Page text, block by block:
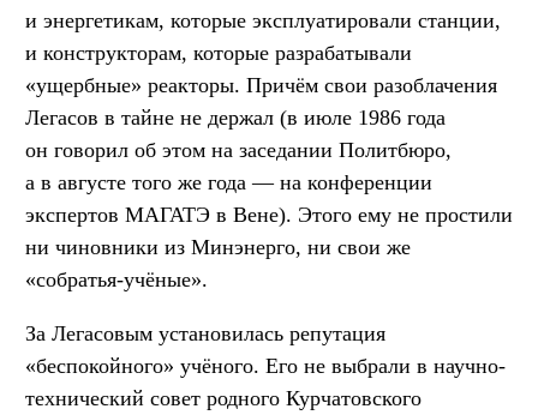
и энергетикам, которые эксплуатировали станции,
и конструкторам, которые разрабатывали
«ущербные» реакторы. Причём свои разоблачения
Легасов в тайне не держал (в июле 1986 года
он говорил об этом на заседании Политбюро,
а в августе того же года — на конференции
экспертов МАГАТЭ в Вене). Этого ему не простили
ни чиновники из Минэнерго, ни свои же
«собратья-учёные».
За Легасовым установилась репутация
«беспокойного» учёного. Его не выбрали в научно-
технический совет родного Курчатовского